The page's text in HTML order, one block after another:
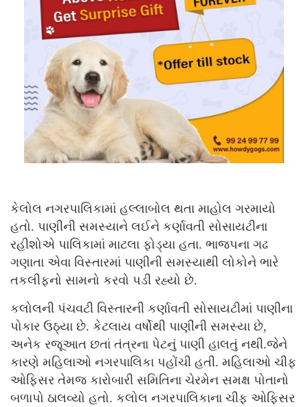
કેલોલ નગરપાલિકામાં હલ્લાબોલ થતા માહોલ ગરમાયો
હતો. પાણીની સમસ્યાને લઈને કર્ણાવતી સોસાયટીના
રહીશોએ પાલિકામાં માટલા ફોડ્યા હતા. ભાજપના ગઢ
ગણાતા એવા વિસ્તારમાં પાણીની સમસ્યાથી લોકોને ભારે
તકલીફનો સામનો કરવો પડી રહ્યો છે.
કલોલની પંચવટી વિસ્તારની કર્ણાવતી સોસાયટીમાં પાણીના
પોકાર ઉઠ્યા છે. કેટલાય વર્ષોથી પાણીંની સમસ્યા છે,
અનેક રજૂઆત છતાં તંત્રના પેટનું પાણી હાલતું નથી.જેને
કારણે મહિલાઓ નગરપાલિકા પહોંચી હતી. મહિલાઓ ચીફ
ઓફિસર તેમજ કારોબારી સમિતિના ચેરમેન સમક્ષ પોતાનો
બળાપો ઠાલવ્યો હતો. કલોલ નગરપાલિકાના ચીફ ઓફિસર